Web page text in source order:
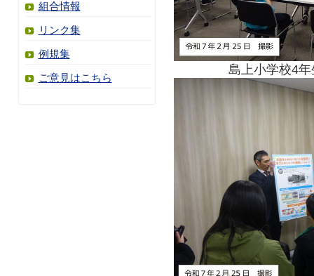
組合情報
リンク集
例規集
ご意見はこちら
島上小学校4